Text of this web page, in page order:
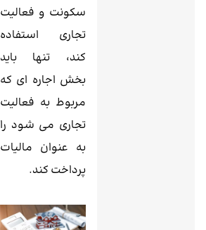
سکونت و فعالیت
تجاری استفاده
کند، تنها باید
بخش اجاره ای که
مربوط به فعالیت
تجاری می شود را
به عنوان مالیات
پرداخت کند.